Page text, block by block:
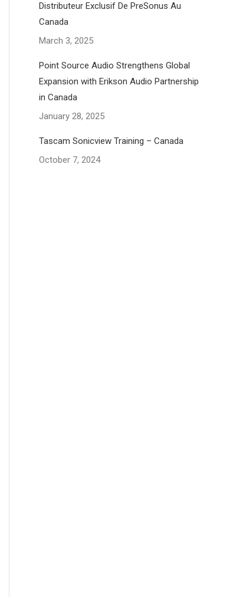
Distributeur Exclusif De PreSonus Au
Canada
March 3, 2025
Point Source Audio Strengthens Global
Expansion with Erikson Audio Partnership
in Canada
January 28, 2025
Tascam Sonicview Training – Canada
October 7, 2024